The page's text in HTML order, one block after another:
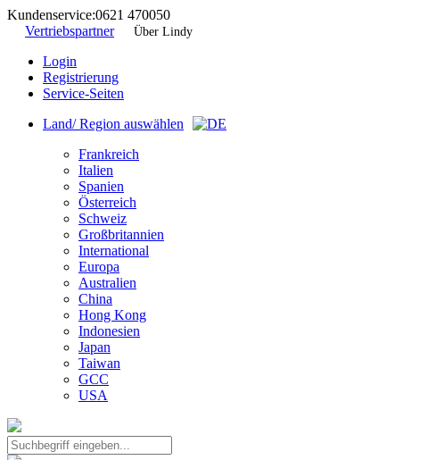
Kundenservice:0621 470050
Vertriebspartner
Über Lindy
Login
Registrierung
Service-Seiten
Land/ Region auswählen
Frankreich
Italien
Spanien
Österreich
Schweiz
Großbritannien
International
Europa
Australien
China
Hong Kong
Indonesien
Japan
Taiwan
GCC
USA